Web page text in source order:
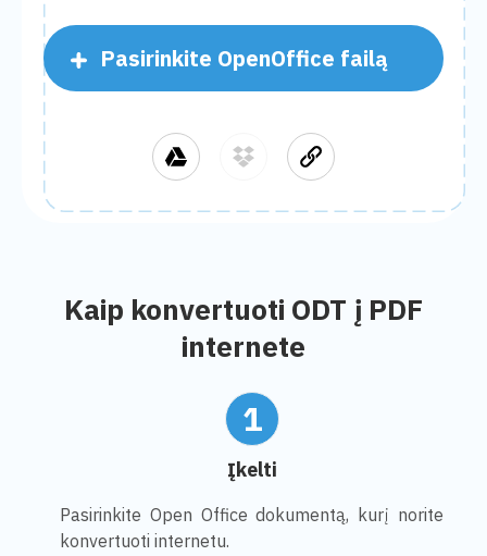
Pasirinkite OpenOffice failą
Kaip konvertuoti ODT į PDF
internete
1
Įkelti
Pasirinkite Open Office dokumentą, kurį norite
konvertuoti internetu.